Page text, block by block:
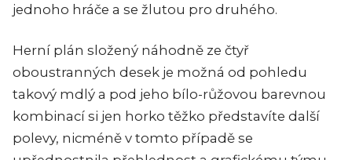
jednoho hráče a se žlutou pro druhého.
Herní plán složený náhodně ze čtyř
oboustranných desek je možná od pohledu
takový mdlý a pod jeho bílo-růžovou barevnou
kombinací si jen horko těžko představíte další
polevy, nicméně v tomto případě se